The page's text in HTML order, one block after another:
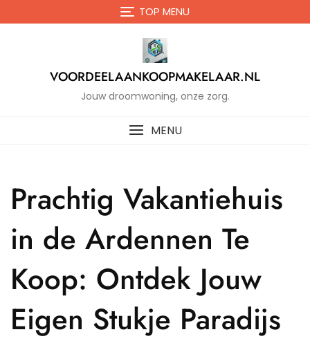
de
TOP MENU
VOORDEELAANKOOPMAKELAAR.NL
Jouw droomwoning, onze zorg.
MENU
Prachtig Vakantiehuis
in de Ardennen Te
Koop: Ontdek Jouw
Eigen Stukje Paradijs